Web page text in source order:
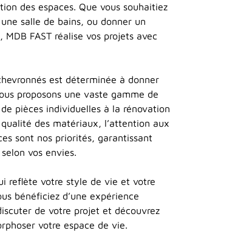
des espaces. Que vous souhaitiez
salle de bains, ou donner un
FAST réalise vos projets avec
est déterminée à donner
proposons une vaste gamme de
pièces individuelles à la rénovation
des matériaux, l’attention aux
sont nos priorités, garantissant
vos envies.
reflète votre style de vie et votre
bénéficiez d’une expérience
de votre projet et découvrez
votre espace de vie.